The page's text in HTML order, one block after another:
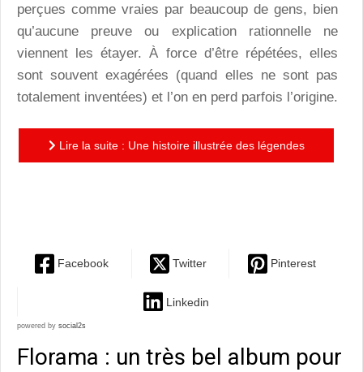
perçues comme vraies par beaucoup de gens, bien
qu’aucune preuve ou explication rationnelle ne
viennent les étayer. À force d’être répétées, elles
sont souvent exagérées (quand elles ne sont pas
totalement inventées) et l’on en perd parfois l’origine.
Lire la suite : Une histoire illustrée des légendes
Facebook Twitter Pinterest
Linkedin
powered by social2s
Florama : un très bel album pour